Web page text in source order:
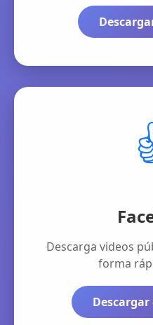
Descarga videos
forma
Descargar